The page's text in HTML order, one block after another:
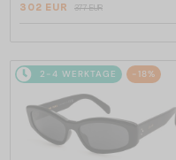
302 EUR 377 EUR
2-4 WERKTAGE -18%